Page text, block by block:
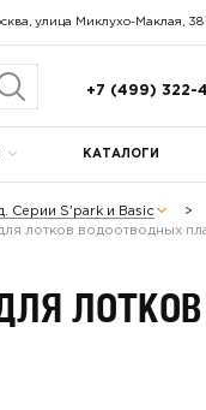
улица Миклухо-Маклая, 38
+7 (499) 322-
КАТАЛОГИ
Серии S'park и Basic
для лотков водоотводных